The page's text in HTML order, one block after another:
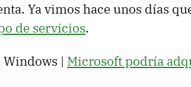
Ya vimos hace unos días
de servicios.
Windows | Microsoft podría